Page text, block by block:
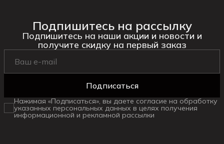
Подпишитесь на рассылку
Подпишитесь на наши акции и новости и
получите скидку на первый заказ
Подписаться
Нажимая «Подписаться», вы даете согласие на обработку
указанных персональных данных в целях получения
информационной и рекламной рассылки